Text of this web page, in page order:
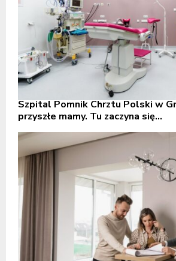
Szpital Pomnik Chrztu Polski w
przyszłe mamy. Tu zaczyna się...